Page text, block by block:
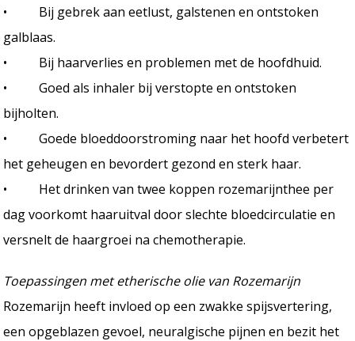
• Bij gebrek aan eetlust, galstenen en ontstoken
galblaas.
• Bij haarverlies en problemen met de hoofdhuid.
• Goed als inhaler bij verstopte en ontstoken
bijholten.
• Goede bloeddoorstroming naar het hoofd verbetert
het geheugen en bevordert gezond en sterk haar.
• Het drinken van twee koppen rozemarijnthee per
dag voorkomt haaruitval door slechte bloedcirculatie en
versnelt de haargroei na chemotherapie.
Toepassingen met etherische olie van Rozemarijn
Rozemarijn heeft invloed op een zwakke spijsvertering,
een opgeblazen gevoel, neuralgische pijnen en bezit het